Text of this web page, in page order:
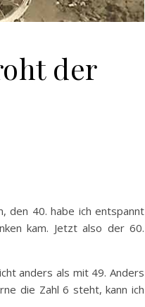
der
den 40. habe ich entspannt
kam. Jetzt also der 60.
anders als mit 49. Anders
die Zahl 6 steht, kann ich